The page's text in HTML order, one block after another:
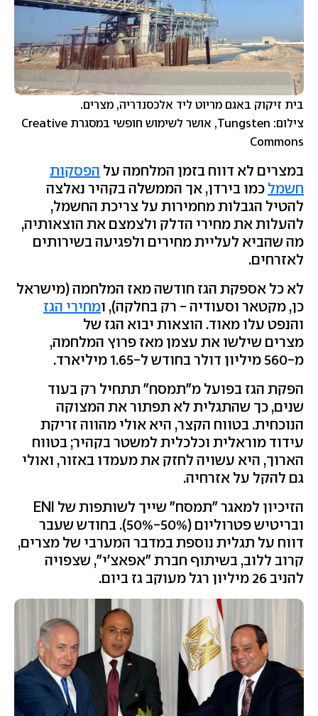
בית זיקוק באגם מריוט ליד אלכסנדריה, מצרים.
צילום: Tungsten, אושר לשימוש חופשי במסגרת Creative
Commons
במצרים לא דווח בזמן המלחמה על הפסקות
חשמלכמו בירדן, אך הממשלה בקהיר נאלצה
להטיל הגבלות מחמירות על צריכת החשמל,
להעלות את מחירי הדלק ולצמצם את הוצאותיה,
מה שהביא לעליית מחירים ולפגיעה בשירותים
לאזרחים.
לא כל אספקת הגז חודשה מאז המלחמה (מישראל
כן, מקטאר וסעודיה - רק בחלקה), ומחירי הגז
והנפט עלו מאוד. הוצאות יבוא הגז של
מצרים שילשו את עצמן מאז פרוץ המלחמה,
מ-560 מיליון דולר בחודש ל-1.65 מיליארד.
הפקת הגז בפועל מ"תמסח" תתחיל רק בעוד
שנים, כך שהתגלית לא תפתור את המצוקה
הנוכחית. בטווח הקצר, היא אולי מהווה זריקת
עידוד מוראלית וכלכלית למשטר בקהיר; בטווח
הארוך, היא עשויה לחזק את מעמדו באזור, ואולי
גם להקל על אזרחיה.
הזיכיון למאגר "תמסח" שייך לשותפות של ENI
ובריטיש פטרוליום (50%-50%). בחודש שעבר
דווח על תגלית נוספת במדבר המערבי של מצרים,
קרוב ללוב, בשיתוף חברת "אפאצ'י", שצפויה
להניב 26 מיליון רגל מעוקב גז ביום.